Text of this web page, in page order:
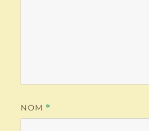
NOM *